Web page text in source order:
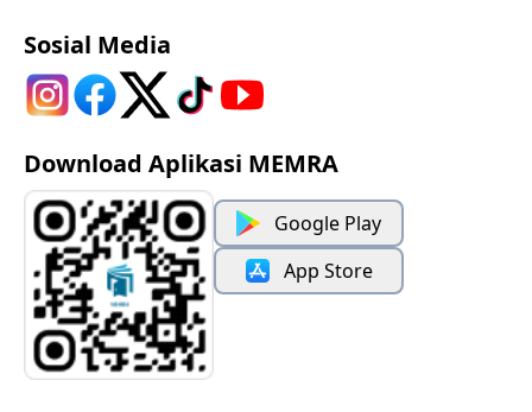
Sosial Media
Download Aplikasi MEMRA
Google Play
App Store